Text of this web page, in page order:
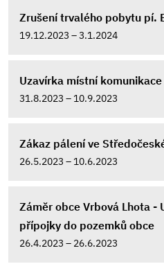
Zrušení trvalého pobytu pí.
19.12.2023 – 3.1.2024
Uzavírka místní
31.8.2023 – 10.9.2023
Zákaz pálení ve
26.5.2023 – 10.6.2023
Záměr obce Vrbová Lhota -
přípojky do pozemků obce
26.4.2023 – 26.6.2023